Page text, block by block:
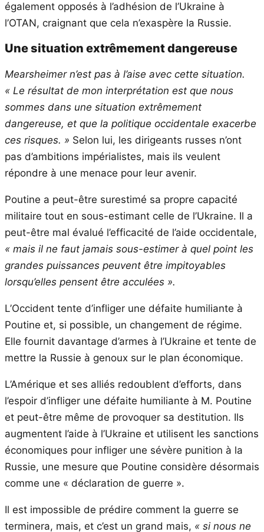
également opposés à l’adhésion de l’Ukraine à
l’OTAN, craignant que cela n’exaspère la Russie.
Une situation extrêmement dangereuse
Mearsheimer n’est pas à l’aise avec cette situation.
« Le résultat de mon interprétation est que nous
sommes dans une situation extrêmement
dangereuse, et que la politique occidentale exacerbe
ces risques. » Selon lui, les dirigeants russes n’ont
pas d’ambitions impérialistes, mais ils veulent
répondre à une menace pour leur avenir.
Poutine a peut-être surestimé sa propre capacité
militaire tout en sous-estimant celle de l’Ukraine. Il a
peut-être mal évalué l’efficacité de l’aide occidentale,
« mais il ne faut jamais sous-estimer à quel point les
grandes puissances peuvent être impitoyables
lorsqu’elles pensent être acculées ».
L’Occident tente d’infliger une défaite humiliante à
Poutine et, si possible, un changement de régime.
Elle fournit davantage d’armes à l’Ukraine et tente de
mettre la Russie à genoux sur le plan économique.
L’Amérique et ses alliés redoublent d’efforts, dans
l’espoir d’infliger une défaite humiliante à M. Poutine
et peut-être même de provoquer sa destitution. Ils
augmentent l’aide à l’Ukraine et utilisent les sanctions
économiques pour infliger une sévère punition à la
Russie, une mesure que Poutine considère désormais
comme une « déclaration de guerre ».
Il est impossible de prédire comment la guerre se
terminera, mais, et c’est un grand mais, « si nous ne